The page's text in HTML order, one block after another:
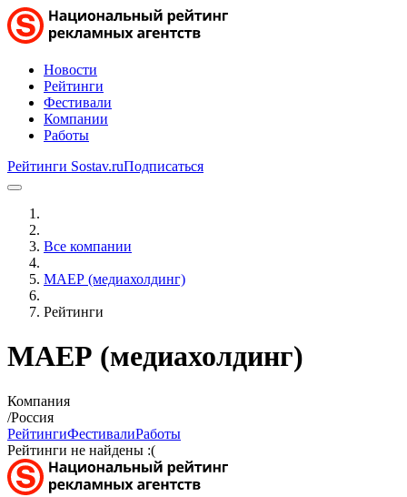
Новости
Рейтинги
Фестивали
Компании
Работы
Рейтинги Sostav.ruПодписаться
Все компании
МАЕР (медиахолдинг)
Рейтинги
МАЕР (медиахолдинг)
Компания
/Россия
РейтингиФестивалиРаботы
Рейтинги не найдены :(